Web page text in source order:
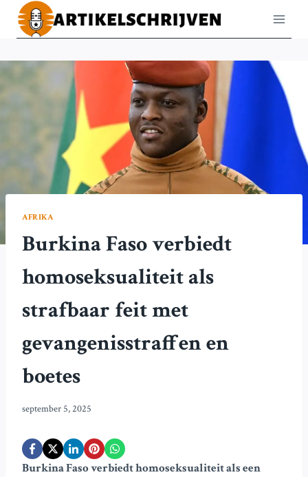
Doorgaan
naar
AFRIKA
Burkina Faso verbiedt
homoseksualiteit als
strafbaar feit met
gevangenisstraffen en
boetes
september 5, 2025
Burkina Faso verbiedt homoseksualiteit als een